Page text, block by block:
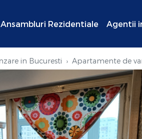
Ansambluri Rezidentiale Agentii
in Bucuresti Apartamente de